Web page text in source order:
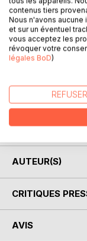
Si, au départ,
étrange
rappelais n'avait
découvrir la
bouleversée.
*** SPICY
AUTEUR(S)
CRITIQUES
AVIS
contenus tiers
Nous n'avons
et sur un éventuel
vous acceptez les
révoquer votre
légales BoD)
REFUSER